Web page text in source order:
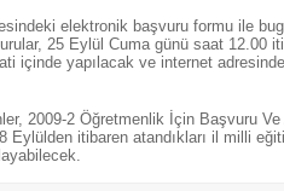
elektronik başvuru formu ile
25 Eylül Cuma günü saat 12.00
içinde yapılacak ve internet
2009-2 Öğretmenlik İçin Başvuru Ve
Eylülden itibaren atandıkları il milli